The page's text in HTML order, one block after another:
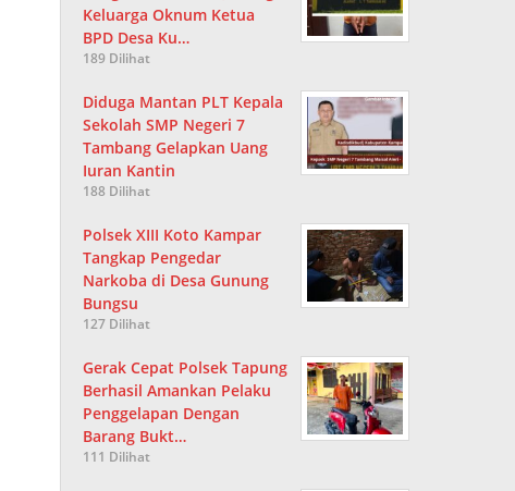
Keluarga Oknum Ketua
BPD Desa Ku…
189 Dilihat
Diduga Mantan PLT Kepala
Sekolah SMP Negeri 7
Tambang Gelapkan Uang
Iuran Kantin
188 Dilihat
Polsek XIII Koto Kampar
Tangkap Pengedar
Narkoba di Desa Gunung
Bungsu
127 Dilihat
Gerak Cepat Polsek Tapung
Berhasil Amankan Pelaku
Penggelapan Dengan
Barang Bukt…
111 Dilihat